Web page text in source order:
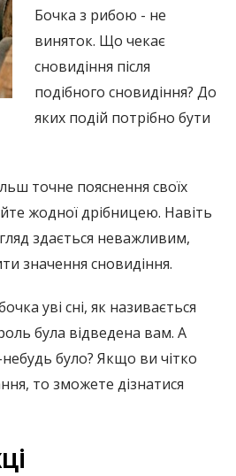
Бочка з рибою - не
виняток. Що чекає
сновидіння після
подібного сновидіння? До
яких подій потрібно бути
точне пояснення своїх
жодної дрібницею. Навіть
здається неважливим,
значення сновидіння.
уві сні, як називається
була відведена вам. А
було? Якщо ви чітко
то зможете дізнатися